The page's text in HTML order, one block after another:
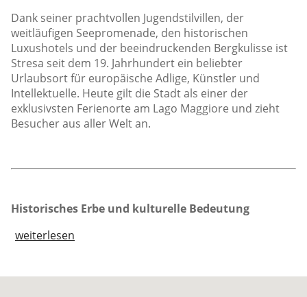
Dank seiner prachtvollen Jugendstilvillen, der
weitläufigen Seepromenade, den historischen
Luxushotels und der beeindruckenden Bergkulisse ist
Stresa seit dem 19. Jahrhundert ein beliebter
Urlaubsort für europäische Adlige, Künstler und
Intellektuelle. Heute gilt die Stadt als einer der
exklusivsten Ferienorte am Lago Maggiore und zieht
Besucher aus aller Welt an.
Historisches Erbe und kulturelle Bedeutung
weiterlesen